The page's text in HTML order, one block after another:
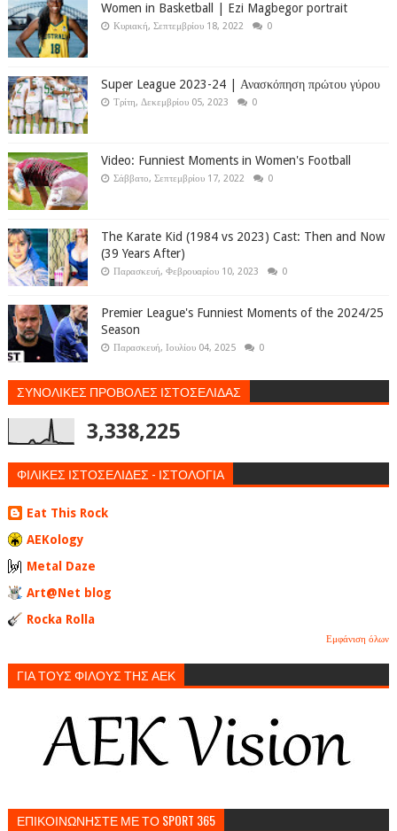
Women in Basketball | Ezi Magbegor portrait
Κυριακή, Σεπτεμβρίου 18, 2022 0
Super League 2023-24 | Ανασκόπηση πρώτου γύρου
Τρίτη, Δεκεμβρίου 05, 2023 0
Video: Funniest Moments in Women's Football
Σάββατο, Σεπτεμβρίου 17, 2022 0
The Karate Kid (1984 vs 2023) Cast: Then and Now
(39 Years After)
Παρασκευή, Φεβρουαρίου 10, 2023 0
Premier League's Funniest Moments of the 2024/25
Season
Παρασκευή, Ιουλίου 04, 2025 0
ΣΥΝΟΛΙΚΕΣ ΠΡΟΒΟΛΕΣ ΙΣΤΟΣΕΛΙΔΑΣ
3,338,225
ΦΙΛΙΚΕΣ ΙΣΤΟΣΕΛΙΔΕΣ - ΙΣΤΟΛΟΓΙΑ
Eat This Rock
AEKology
Metal Daze
Art@Net blog
Rocka Rolla
Εμφάνιση όλων
ΓΙΑ ΤΟΥΣ ΦΙΛΟΥΣ ΤΗΣ ΑΕΚ
ΕΠΙΚΟΙΝΩΝΗΣΤΕ ΜΕ ΤΟ SPORT 365